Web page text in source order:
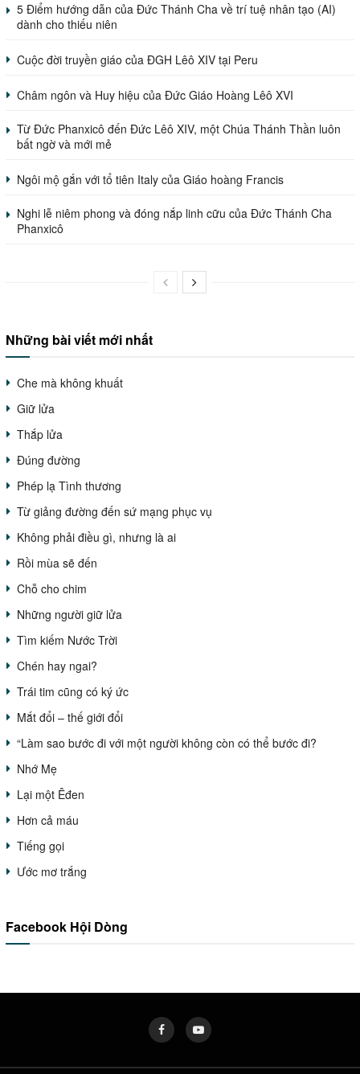
5 Điểm hướng dẫn của Đức Thánh Cha về trí tuệ nhân tạo (AI)
dành cho thiếu niên
Cuộc đời truyền giáo của ĐGH Lêô XIV tại Peru
Châm ngôn và Huy hiệu của Đức Giáo Hoàng Lêô XVI
Từ Đức Phanxicô đến Đức Lêô XIV, một Chúa Thánh Thần luôn
bất ngờ và mới mẻ
Ngôi mộ gắn với tổ tiên Italy của Giáo hoàng Francis
Nghi lễ niêm phong và đóng nắp linh cữu của Đức Thánh Cha
Phanxicô
Những bài viết mới nhất
Che mà không khuất
Giữ lửa
Thắp lửa
Đúng đường
Phép lạ Tình thương
Từ giảng đường đến sứ mạng phục vụ
Không phải điều gì, nhưng là ai
Rồi mùa sẽ đến
Chỗ cho chim
Những người giữ lửa
Tìm kiếm Nước Trời
Chén hay ngai?
Trái tim cũng có ký ức
Mắt đổi – thế giới đổi
“Làm sao bước đi với một người không còn có thể bước đi?
Nhớ Mẹ
Lại một Êđen
Hơn cả máu
Tiếng gọi
Ước mơ trắng
Facebook Hội Dòng